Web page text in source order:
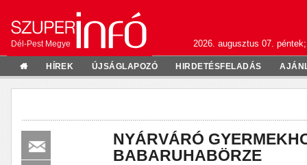
Dél-Pest Megye 2026. augusztus 07.
HÍREK ÚJSÁGLAPOZÓ HIRDETÉSFELADÁS
NYÁRVÁRÓ
BABARUHABÖRZE